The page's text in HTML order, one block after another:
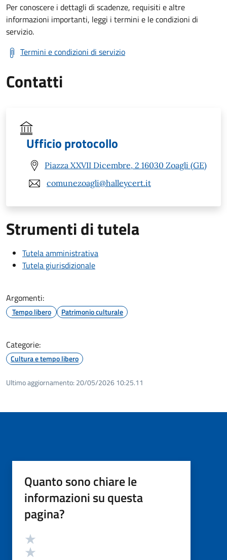
Per conoscere i dettagli di scadenze, requisiti e altre
informazioni importanti, leggi i termini e le condizioni di
servizio.
Termini e condizioni di servizio
Contatti
Ufficio protocollo
Piazza XXVII Dicembre, 2 16030 Zoagli (GE)
comunezoagli@halleycert.it
Strumenti di tutela
Tutela amministrativa
Tutela giurisdizionale
Argomenti:
Tempo libero Patrimonio culturale
Categorie:
Cultura e tempo libero
Ultimo aggiornamento: 20/05/2026 10:25.11
Quanto sono chiare le
informazioni su questa
pagina?
Valutazione